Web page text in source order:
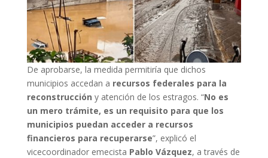
De aprobarse, la medida permitiría que dichos
municipios accedan a recursos federales para la
reconstrucción y atención de los estragos. “No es
un mero trámite, es un requisito para que los
municipios puedan acceder a recursos
financieros para recuperarse”, explicó el
vicecoordinador emecista Pablo Vázquez, a través de